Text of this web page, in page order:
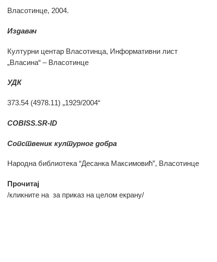
Власотинце, 2004.
Издавач
Културни центар Власотинца, Информативни лист
„Власина“ – Власотинце
УДК
373.54 (4978.11) „1929/2004“
COBISS.SR-ID
Сопственик културног добра
Народна библиотека “Десанка Максимовић”, Власотинце
Прочитај
/кликните на за приказ на целом екрану/